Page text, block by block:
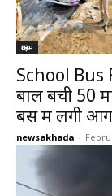
क्राइम
School Bus
बाल बची 50
बस में लगी आग
newsakhada -